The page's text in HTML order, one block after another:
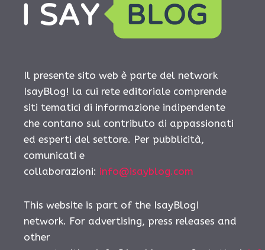
Il presente sito web è parte del network
IsayBlog! la cui rete editoriale comprende
siti tematici di informazione indipendente
che contano sul contributo di appassionati
ed esperti del settore. Per pubblicità,
comunicati e
collaborazioni: info@isayblog.com
This website is part of the IsayBlog!
network. For advertising, press releases and
other